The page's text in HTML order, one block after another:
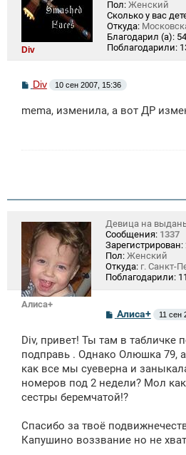
Div
Пол: Женский
Сколько у вас
Откуда:
Благодарил (а):
Поблагодарили:
С
о
б
Div 10 сен 2007, 15:36
mema, изменила, а вот ДР
Алиса+
Девица на
Сообщения: 1337
Зарегистрирован:
Пол: Женский
Откуда: г. Санкт-
Поблагодарили:
С
о
б
щ
н
и
е
Алиса+ 11 сен
Div, привет! Ты там в табличке
подправь . Однако Олюшка 79,
как все мы суеверна и
номеров под 2 недели? Мол
сестры беремчатой!?
Спасибо за твоё
Капушино воззвание но не